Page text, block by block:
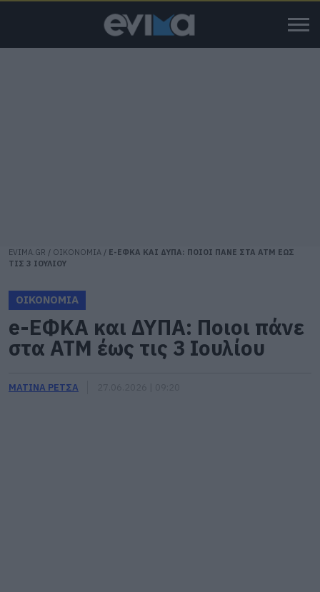
EVIMA.GR / ΟΙΚΟΝΟΜΙΑ / E-ΕΦΚΑ ΚΑΙ ΔΥΠΑ: ΠΟΙΟΙ ΠΑΝΕ ΣΤΑ ΑΤΜ ΕΩΣ
ΤΙΣ 3 ΙΟΥΛΙΟΥ
ΟΙΚΟΝΟΜΙΑ
e-ΕΦΚΑ και ΔΥΠΑ: Ποιοι πάνε
στα ΑΤΜ έως τις 3 Ιουλίου
ΜΑΤΙΝΑ ΡΕΤΣΑ